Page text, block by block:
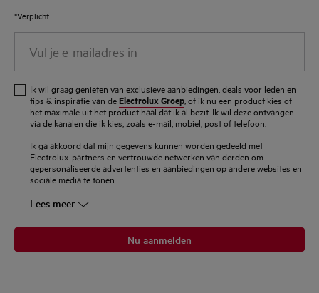
*Verplicht
mailadres
Ik wil graag genieten van exclusieve aanbiedingen, deals voor leden en
tips & inspiratie van de Electrolux Groep , of ik nu een product kies of
het maximale uit het product haal dat ik al bezit. Ik wil deze ontvangen
via de kanalen die ik kies, zoals e-mail, mobiel, post of telefoon.
Ik ga akkoord dat mijn gegevens kunnen worden gedeeld met
Electrolux-partners en vertrouwde netwerken van derden om
gepersonaliseerde advertenties en aanbiedingen op andere websites en
sociale media te tonen.
Lees meer
Nu aanmelden